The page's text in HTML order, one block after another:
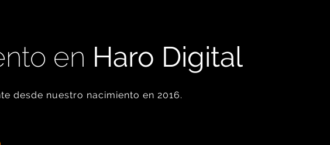
en Haro Digital
desde nuestro nacimiento en 2016.